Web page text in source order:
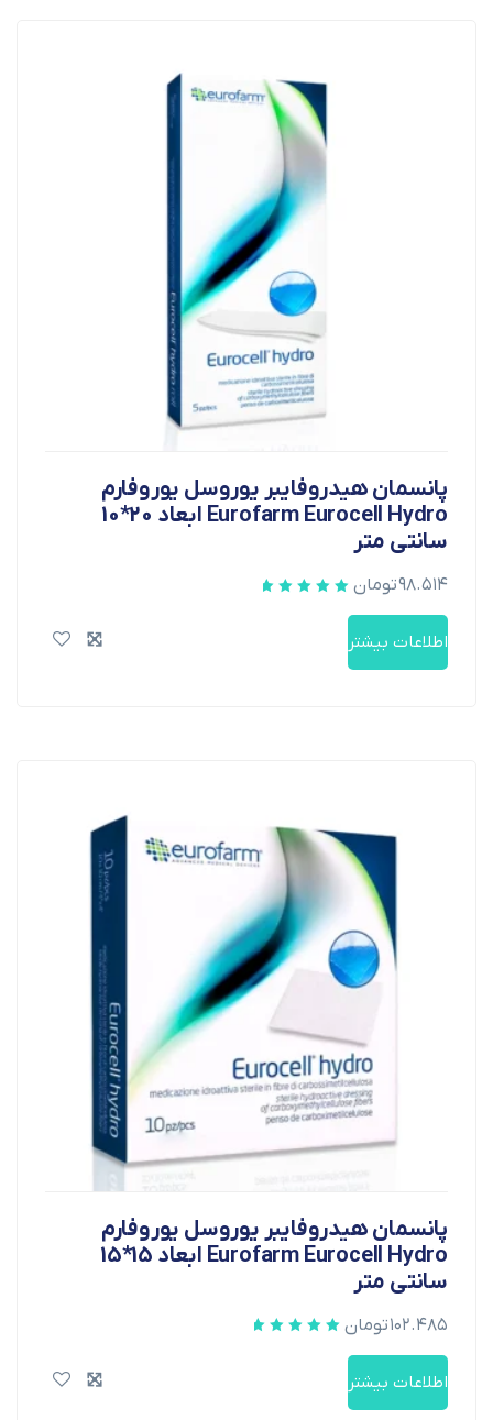
پانسمان هیدروفایبر یوروسل یوروفارم
Eurofarm Eurocell Hydro ابعاد 20*10
سانتی متر
۹۸.۵۱۴تومان
اطلاعات بیشتر
پانسمان هیدروفایبر یوروسل یوروفارم
Eurofarm Eurocell Hydro ابعاد 15*15
سانتی متر
۱۰۲.۴۸۵تومان
اطلاعات بیشتر